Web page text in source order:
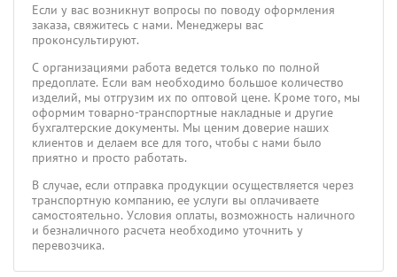
Если у вас возникнут вопросы по поводу оформления
заказа, свяжитесь с нами. Менеджеры вас
проконсультируют.
С организациями работа ведется только по полной
предоплате. Если вам необходимо большое количество
изделий, мы отгрузим их по оптовой цене. Кроме того, мы
оформим товарно-транспортные накладные и другие
бухгалтерские документы. Мы ценим доверие наших
клиентов и делаем все для того, чтобы с нами было
приятно и просто работать.
В случае, если отправка продукции осуществляется через
транспортную компанию, ее услуги вы оплачиваете
самостоятельно. Условия оплаты, возможность наличного
и безналичного расчета необходимо уточнить у
перевозчика.